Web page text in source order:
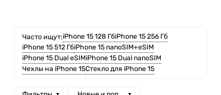
Часто ищут:iPhone 15 128 ГбiPhone 15 256 Гб
iPhone 15 512 ГбiPhone 15 nanoSIM+eSIM
iPhone 15 Dual eSIMiPhone 15 Dual nanoSIM
Чехлы на iPhone 15Стекло для iPhone 15